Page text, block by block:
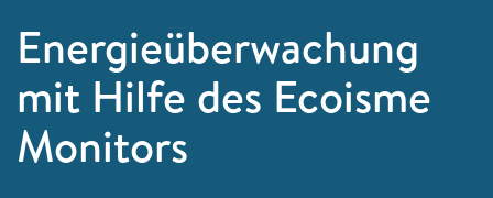
Energieüberwachung
mit Hilfe des Ecoisme
Monitors